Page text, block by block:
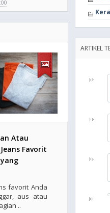
Atau
Favorit
favorit Anda
aus atau
..
ARTIKEL